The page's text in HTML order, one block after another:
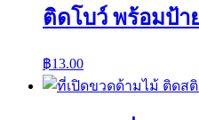
ติดโบว์ พร้อมป้า
฿13.00